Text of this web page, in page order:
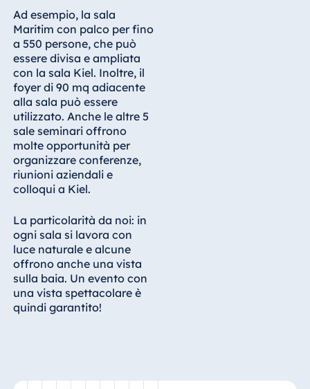
TitiseeHotel
Titisee-Neustadt
Strandhotel
Travemünde
Hotel Ulm
Star-Apart Hansa
Hotel Wiesbaden
Hotel Würzburg
Jolie Ville Resort
& Casino Sharm
El Sheikh
Albania
Ad esempio, la sala
Maritim con palco per fino
a 550 persone, che può
essere divisa e ampliata
con la sala Kiel. Inoltre, il
foyer di 90 mq adiacente
alla sala può essere
utilizzato. Anche le altre 5
sale seminari offrono
molte opportunità per
organizzare conferenze,
riunioni aziendali e
colloqui a Kiel.
La particolarità da noi: in
ogni sala si lavora con
luce naturale e alcune
offrono anche una vista
sulla baia. Un evento con
una vista spettacolare è
quindi garantito!